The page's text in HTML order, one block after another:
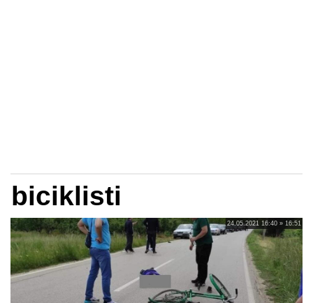
biciklisti
24.05.2021 16:40 » 16:51